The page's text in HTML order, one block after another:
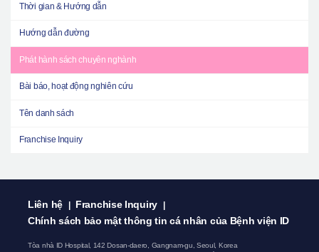
Thời gian & Hướng dẫn
Hướng dẫn đường
Phát hành sách chuyên nghành
Bài báo, hoạt động nghiên cứu
Tên danh sách
Franchise Inquiry
Liên hệ Franchise Inquiry
Chính sách bảo mật thông tin cá nhân của Bệnh viện ID
Tòa nhà ID Hospital, 142 Dosan-daero, Gangnam-gu, Seoul, Korea